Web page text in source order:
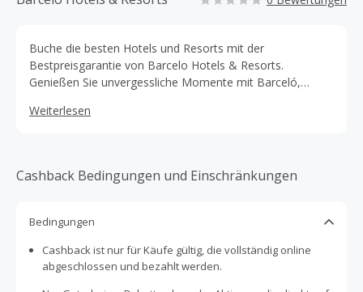
Buche die besten Hotels und Resorts mit der
Bestpreisgarantie von Barcelo Hotels & Resorts.
Genießen Sie unvergessliche Momente mit Barceló,
Weiterlesen
Cashback Bedingungen und Einschränkungen
Bedingungen
Cashback ist nur für Käufe gültig, die vollständig online
abgeschlossen und bezahlt werden.